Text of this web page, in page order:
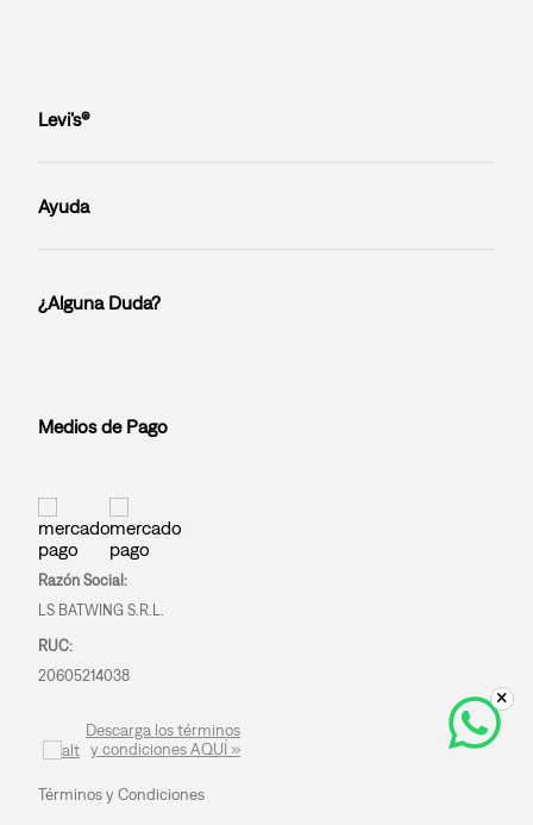
Levi’s®
Ayuda
¿Alguna Duda?
Medios de Pago
Razón Social:
LS BATWING S.R.L.
RUC:
20605214038
Descarga los términos
y condiciones AQUÍ »
Términos y Condiciones